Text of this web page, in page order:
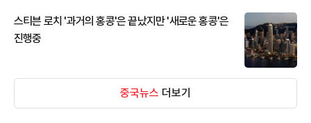
스티븐 로치 '과거의 홍콩'은 끝났지만 '새로운 홍콩'은
진행중
중국뉴스 더보기